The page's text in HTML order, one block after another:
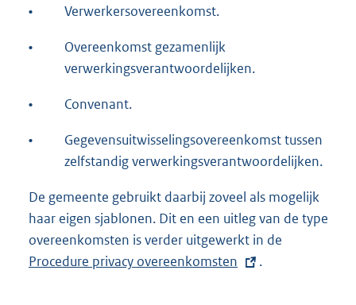
• Verwerkersovereenkomst.
•
Overeenkomst gezamenlijk
verwerkingsverantwoordelijken.
• Convenant.
•
Gegevensuitwisselingsovereenkomst tussen
zelfstandig verwerkingsverantwoordelijken.
De gemeente gebruikt daarbij zoveel als mogelijk
haar eigen sjablonen. Dit en een uitleg van de type
overeenkomsten is verder uitgewerkt in de
Procedure privacy overeenkomsten .